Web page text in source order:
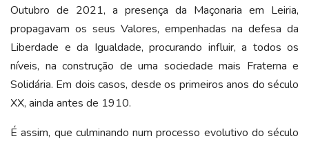
Outubro de 2021, a presença da Maçonaria em Leiria,
propagavam os seus Valores, empenhadas na defesa da
Liberdade e da Igualdade, procurando influir, a todos os
níveis, na construção de uma sociedade mais Fraterna e
Solidária. Em dois casos, desde os primeiros anos do século
XX, ainda antes de 1910.
É assim, que culminando num processo evolutivo do século